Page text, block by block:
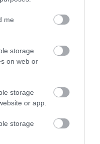
me
storage
on web or
storage
or app.
storage